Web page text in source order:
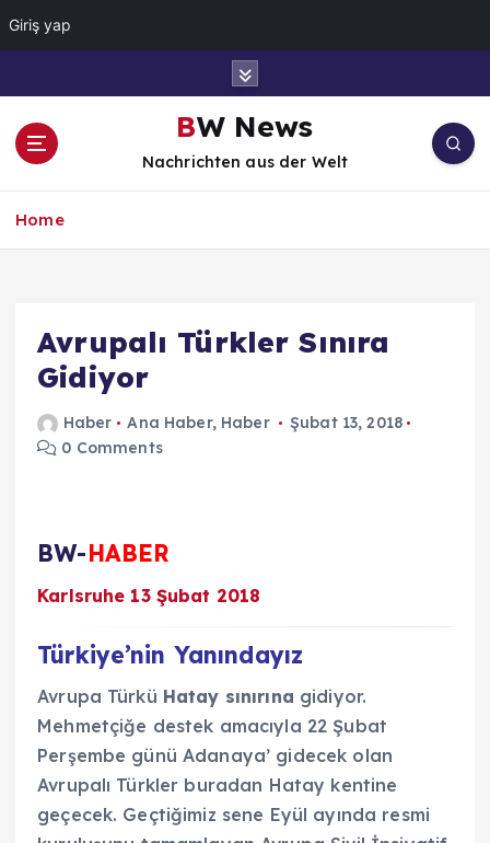
Giriş yap
BW News
Nachrichten aus der Welt
Home
Avrupalı Türkler Sınıra
Gidiyor
Haber Ana Haber, Haber
Şubat 13, 2018
0 Comments
BW-HABER
Karlsruhe 13 Şubat 2018
Türkiye’nin Yanındayız
Avrupa Türkü Hatay sınırına gidiyor.
Mehmetçiğe destek amacıyla 22 Şubat
Perşembe günü Adanaya’ gidecek olan
Avrupalı Türkler buradan Hatay kentine
geçecek. Geçtiğimiz sene Eyül ayında resmi